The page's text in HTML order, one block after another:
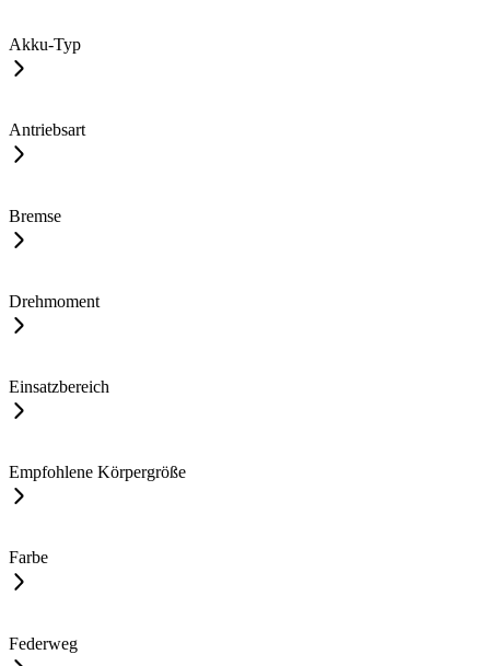
Akku-Typ
Antriebsart
Bremse
Drehmoment
Einsatzbereich
Empfohlene Körpergröße
Farbe
Federweg